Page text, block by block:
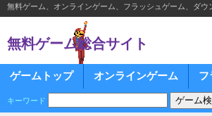
無料ゲーム、オンラインゲーム、フラッシュゲーム、ダ
無料ゲーム総合サイト
ゲームトップ オンラインゲーム フ
キーワード